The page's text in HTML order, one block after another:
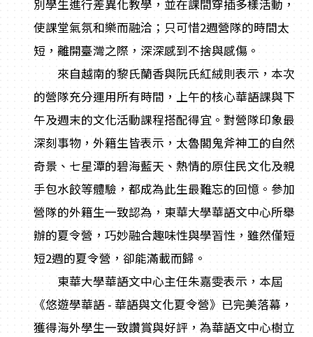
別學生進行差異化教學，並在課間穿插多樣活動，
使課堂氣氛和樂而融洽；只可惜2週營隊的時間太
短，離開臺灣之際，深深感到不捨與感傷。
來自越南的黎氏蘭香與阮氏紅絨則表示，本次
的營隊充分運用所有時間，上午的核心華語課與下
午及週末的文化活動課程搭配得宜。對營隊印象最
深刻事物，外籍生皆表示，太魯閣鬼斧神工的自然
奇景、七星潭的碧海藍天、熱情的原住民文化及親
手包水餃等體驗，都成為此生最難忘的回憶。參加
營隊的外籍生一致認為，東華大學華語文中心所舉
辦的夏令營，巧妙融合趣味性與學習性，雖然僅短
短2週的夏令營，卻能滿載而歸。
東華大學華語文中心主任朱嘉雯表示，本屆
《悠遊學華語 - 華語與文化夏令營》已完美落幕，
獲得海外學生一致讚賞與好評，為華語文中心樹立